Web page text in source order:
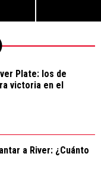
Plate: los de
victoria en el
a River: ¿Cuánto